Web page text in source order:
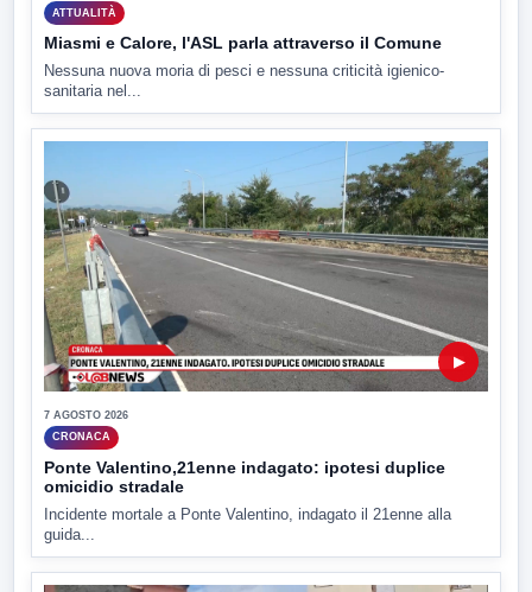
ATTUALITÀ
Miasmi e Calore, l'ASL parla attraverso il Comune
Nessuna nuova moria di pesci e nessuna criticità igienico-
sanitaria nel...
▶
7 AGOSTO 2026
CRONACA
Ponte Valentino,21enne indagato: ipotesi duplice
omicidio stradale
Incidente mortale a Ponte Valentino, indagato il 21enne alla
guida...